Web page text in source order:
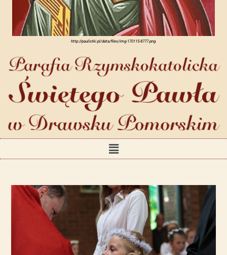
http://paulistki.pl/data/files/img-170115-8777.png